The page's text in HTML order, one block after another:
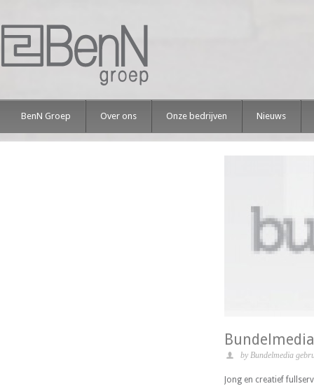
BenN Groep Over ons Onze bedrijven Nieuws
by Bundelmedia
Jong en creatief